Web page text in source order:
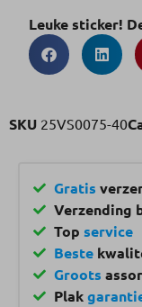
Leuke sticker!
SKU 25VS0075-40
Gratis
Verzending
Top service
Beste
Groots
Plak